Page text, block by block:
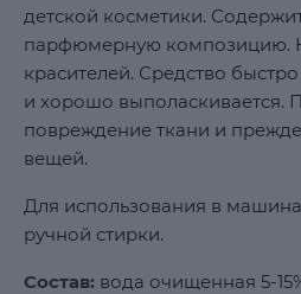
детской косметики.
парфюмерную композицию.
красителей. Средство
и хорошо выполаскивается.
повреждение ткани и
вещей.
Для использования в
ручной стирки.
Состав: вода очищенная 5-